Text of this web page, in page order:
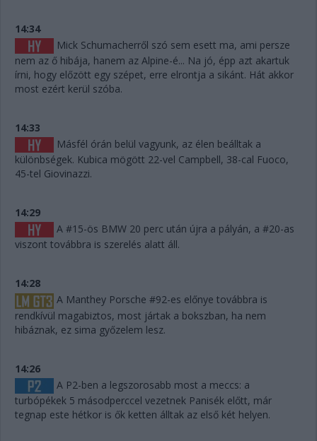
14:34
Mick Schumacherről szó sem esett ma, ami persze
nem az ő hibája, hanem az Alpine-é... Na jó, épp azt akartuk
írni, hogy előzött egy szépet, erre elrontja a sikánt. Hát akkor
most ezért kerül szóba.
14:33
Másfél órán belül vagyunk, az élen beálltak a
különbségek. Kubica mögött 22-vel Campbell, 38-cal Fuoco,
45-tel Giovinazzi.
14:29
A #15-ös BMW 20 perc után újra a pályán, a #20-as
viszont továbbra is szerelés alatt áll.
14:28
A Manthey Porsche #92-es előnye továbbra is
rendkívül magabiztos, most jártak a bokszban, ha nem
hibáznak, ez sima győzelem lesz.
14:26
A P2-ben a legszorosabb most a meccs: a
turbópékek 5 másodperccel vezetnek Panisék előtt, már
tegnap este hétkor is ők ketten álltak az első két helyen.